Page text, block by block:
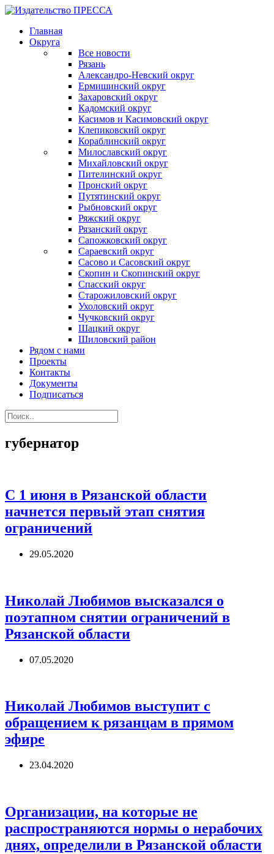
Главная
Округа
Все новости
Рязань
Александро-Невский округ
Ермишинский округ
Захаровский округ
Кадомский округ
Касимов и Касимовский округ
Клепиковский округ
Кораблинский округ
Милославский округ
Михайловский округ
Пителинский округ
Пронский округ
Путятинский округ
Рыбновский округ
Ряжский округ
Рязанский округ
Сапожковский округ
Сараевский округ
Сасово и Сасовский округ
Скопин и Скопинский округ
Спасский округ
Старожиловский округ
Ухоловский округ
Чучковский округ
Шацкий округ
Шиловский район
Рядом с нами
Проекты
Контакты
Документы
Подписаться
губернатор
С 1 июня в Рязанской области
начнется первый этап снятия
ограничений
29.05.2020
Николай Любимов высказался о
поэтапном снятии ограничений в
Рязанской области
07.05.2020
Николай Любимов выступит с
обращением к рязанцам в прямом
эфире
23.04.2020
Организации, на которые не
распространяются нормы о нерабочих
днях, определили в Рязанской области